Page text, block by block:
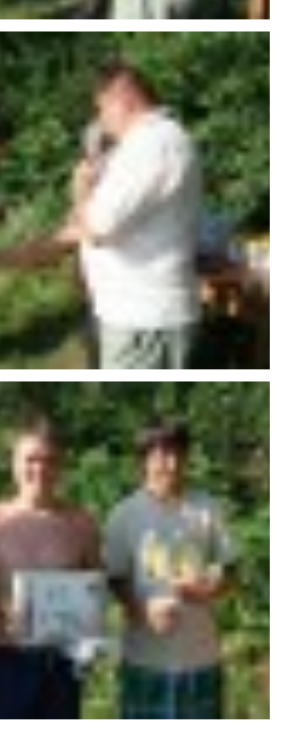
Kontakt
SDH Licomělice
538 03 Heřmanův Městec
Bankovní spojení:
224985128/0600
IČO: 64782832
Gmail: sdhlicomelice@gmail.com
607 276 682 - starosta SDH